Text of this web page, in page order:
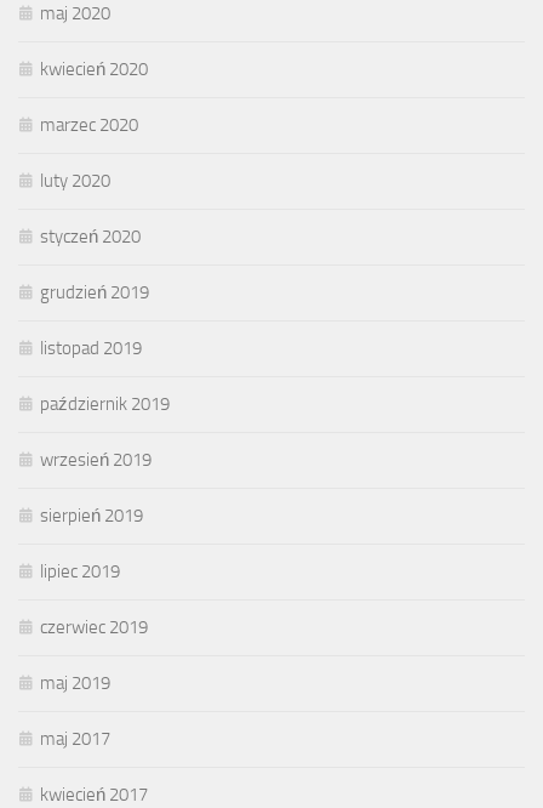
maj 2020
kwiecień 2020
marzec 2020
luty 2020
styczeń 2020
grudzień 2019
listopad 2019
październik 2019
wrzesień 2019
sierpień 2019
lipiec 2019
czerwiec 2019
maj 2019
maj 2017
kwiecień 2017